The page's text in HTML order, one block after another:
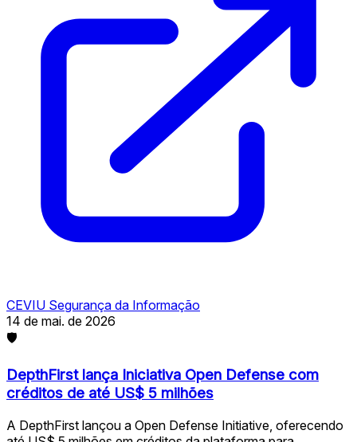
CEVIU Segurança da Informação
14 de mai. de 2026
🛡
DepthFirst lança Iniciativa Open Defense com
créditos de até US$ 5 milhões
A DepthFirst lançou a Open Defense Initiative, oferecendo